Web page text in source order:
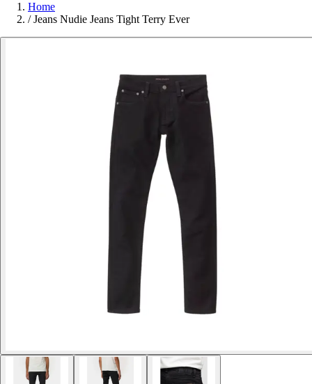
Home
/ Jeans Nudie Jeans Tight Terry Ever